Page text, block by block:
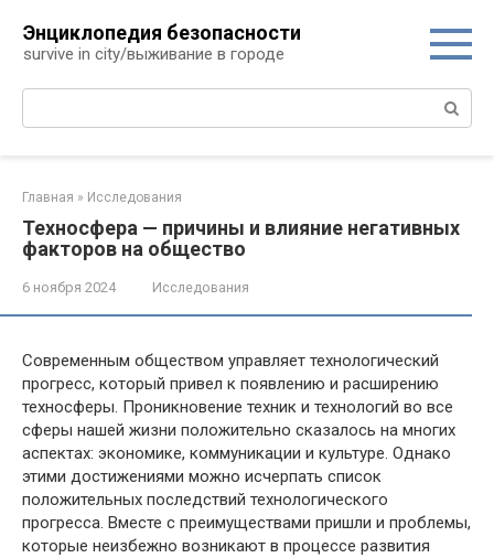
контенту
Энциклопедия безопасности
survive in city/выживание в городе
Поиск:
Главная » Исследования
Техносфера — причины и влияние негативных
факторов на общество
6 ноября 2024 Исследования
Современным обществом управляет технологический
прогресс, который привел к появлению и расширению
техносферы. Проникновение техник и технологий во все
сферы нашей жизни положительно сказалось на многих
аспектах: экономике, коммуникации и культуре. Однако
этими достижениями можно исчерпать список
положительных последствий технологического
прогресса. Вместе с преимуществами пришли и проблемы,
которые неизбежно возникают в процессе развития